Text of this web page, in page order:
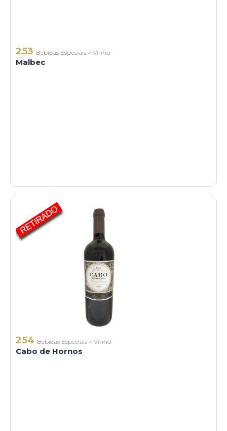
253 Bebidas Especiais > Vinho
Malbec
254 Bebidas Especiais > Vinho
Cabo de Hornos